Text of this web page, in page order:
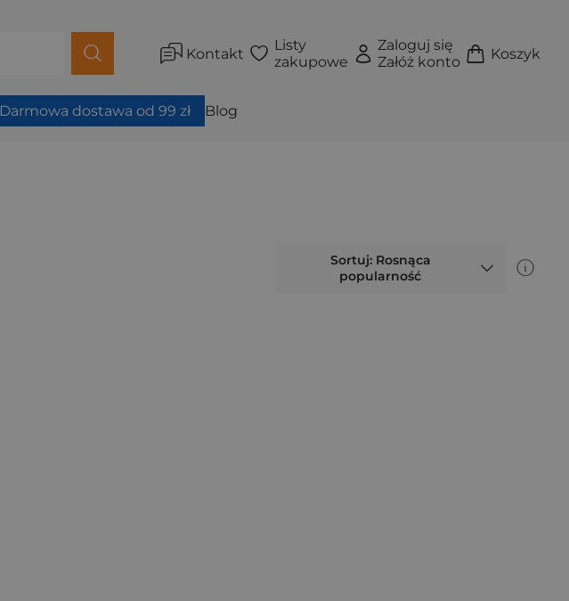
Kontakt
Listy
zakupowe
Zaloguj się
Załóż konto
Koszyk
Darmowa dostawa od 99 zł Blog
Sortuj: Rosnąca
popularność